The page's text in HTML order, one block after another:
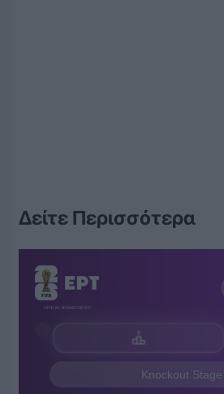
Δείτε Περισσότερα